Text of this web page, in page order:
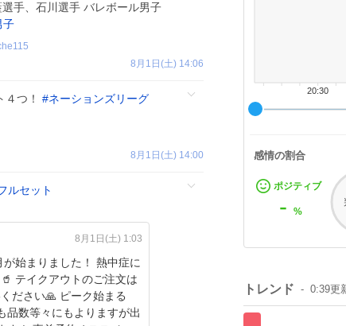
手、石川選手 バレボール男子
子
8月1日(土) 14:06
４つ！ #ネーションズリーグ
8月1日(土) 14:00
ルセット
8月1日(土) 1:03
始まりました！ 熱中症に
は
ださい🙏 ピーク始まる
品数等々にもよりますが出
20:30
感情の割合
ポジティブ
- %
トレンド 0:39更